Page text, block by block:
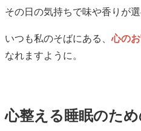
その日の気持ちで味や香りが選
いつも私のそばにある、心の
なれますように。
心整える睡眠のた